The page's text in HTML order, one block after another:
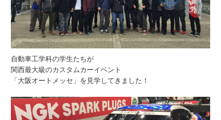
自動車工学科の学生たちが
関西最大級のカスタムカーイベント
「大阪オートメッセ」を見学してきました！